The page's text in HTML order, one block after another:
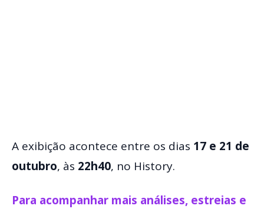
A exibição acontece entre os dias 17 e 21 de
outubro, às 22h40, no History.
Para acompanhar mais análises, estreias e